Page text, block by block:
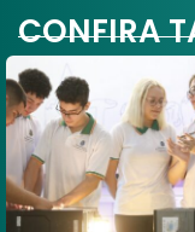
CONFIRA